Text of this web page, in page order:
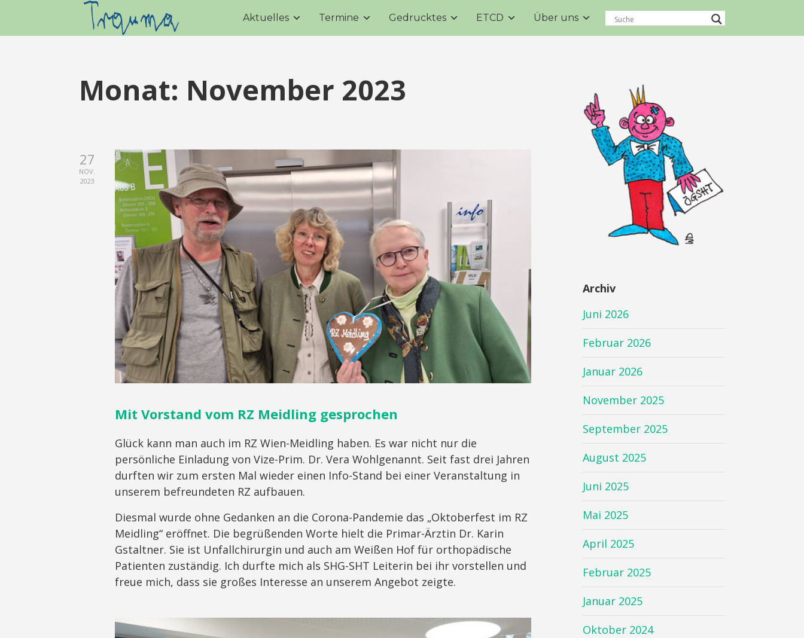
Aktuelles Termine Gedrucktes ETCD Über uns
Monat: November 2023
27
NOV.
2023
Mit Vorstand vom RZ Meidling gesprochen
Glück kann man auch im RZ Wien-Meidling haben. Es war nicht nur die
persönliche Einladung von Vize-Prim. Dr. Vera Wohlgenannt. Seit fast drei Jahren
durften wir zum ersten Mal wieder einen Info-Stand bei einer Veranstaltung in
unserem befreundeten RZ aufbauen.
Diesmal wurde ohne Gedanken an die Corona-Pandemie das „Oktoberfest im RZ
Meidling“ eröffnet. Die begrüßenden Worte hielt die Primar-Ärztin Dr. Karin
Gstaltner. Sie ist Unfallchirurgin und auch am Weißen Hof für orthopädische
Patienten zuständig. Ich durfte mich als SHG-SHT Leiterin bei ihr vorstellen und
freue mich, dass sie großes Interesse an unserem Angebot zeigte.
Archiv
Juni 2026
Februar 2026
Januar 2026
November 2025
September 2025
August 2025
Juni 2025
Mai 2025
April 2025
Februar 2025
Januar 2025
Oktober 2024